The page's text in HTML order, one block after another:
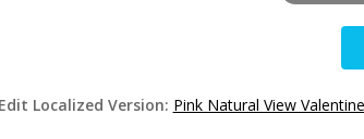
Edit Localized Version: Pink Natural View